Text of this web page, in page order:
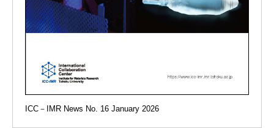
ICC－IMR News No. 16 January 2026